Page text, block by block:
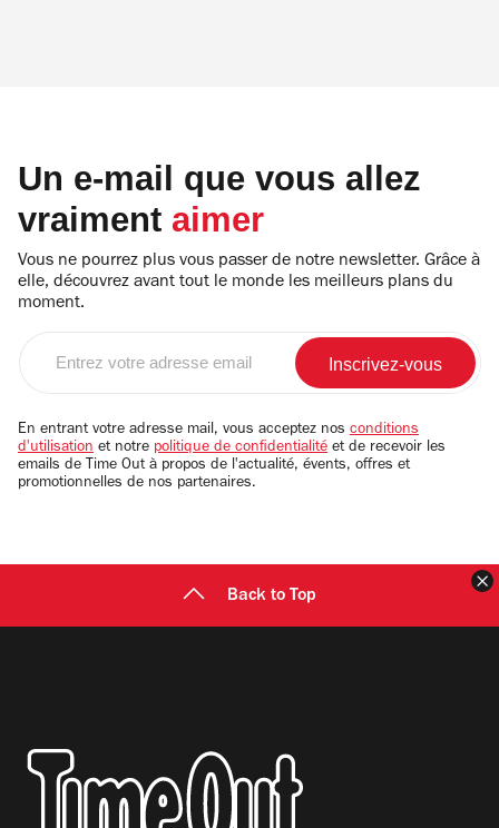
Un e-mail que vous allez
vraiment aimer
Vous ne pourrez plus vous passer de notre newsletter. Grâce à
elle, découvrez avant tout le monde les meilleurs plans du
moment.
email
En entrant votre adresse mail, vous acceptez nos conditions
d'utilisation et notre politique de confidentialité et de recevoir les
emails de Time Out à propos de l'actualité, évents, offres et
promotionnelles de nos partenaires.
Back to Top